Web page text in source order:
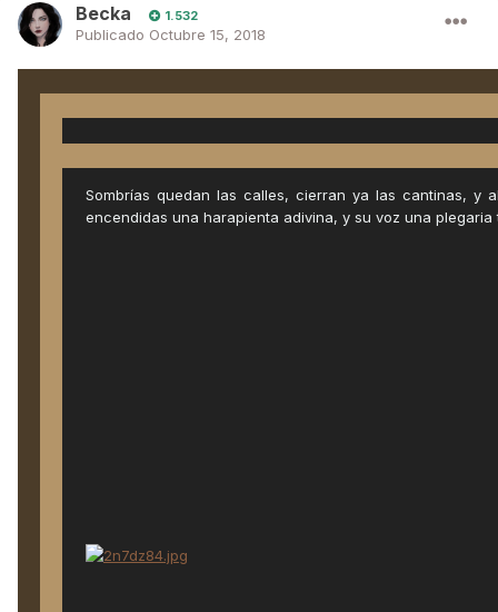
Becka 1.532
Publicado Octubre 15, 2018
Sombrías quedan las calles, cierran ya las cantinas, y
encendidas una harapienta adivina, y su voz una